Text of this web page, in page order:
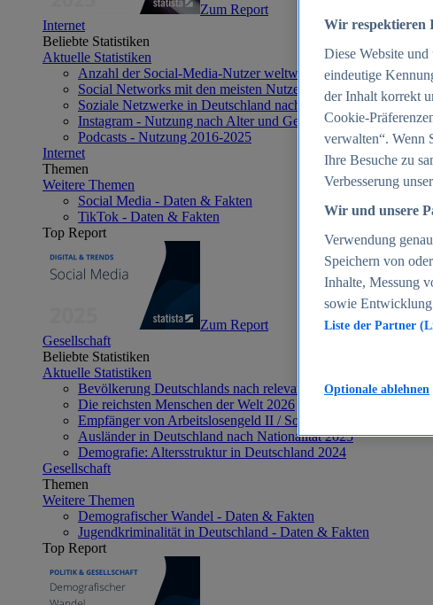
Zum Report
Internet
Beliebte Statistiken
Aktuelle Statistiken
Anzahl der Social-Media-Nutzer weltweit 2012-2025
Social Networks mit den meisten Nutzern weltweit 2025
Soziale Netzwerke in Deutschland nach Generationen 2025
Instagram - Nutzung nach Alter und Geschlecht in
Podcasts - Nutzung 2016-2025
Internet
Themen
Weitere Themen
Social Media - Daten & Fakten
TikTok - Daten & Fakten
Top Report
Zum Report
Gesellschaft
Beliebte Statistiken
Aktuelle Statistiken
Bevölkerung Deutschlands nach relevanten Altersgruppen 2024
Die reichsten Menschen der Welt 2026
Empfänger von Arbeitslosengeld II / Sozialgeld / Bürgergeld in
Ausländer in Deutschland nach Nationalität 2025
Demografie: Altersstruktur in Deutschland 2024
Gesellschaft
Themen
Weitere Themen
Demografischer Wandel - Daten & Fakten
Jugendkriminalität in Deutschland - Daten & Fakten
Top Report
Wir respektieren
Diese Website und
eindeutige
der Inhalt korrekt
Cookie-
verwalten“. Wenn
Ihre Besuche zu
Verbesserung
Wir und unsere
Verwendung
Speichern von
Inhalte, Messung
sowie Entwicklung
Liste der Partner
Optionale ablehnen